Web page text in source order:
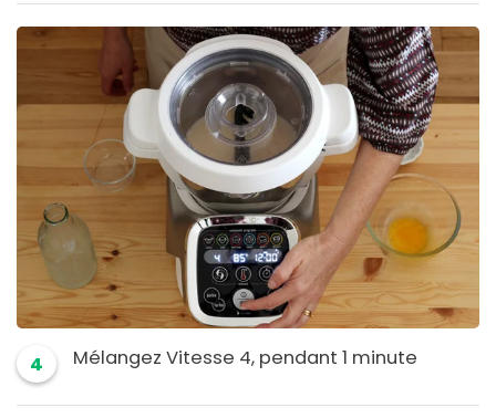
4 Mélangez Vitesse 4, pendant 1 minute